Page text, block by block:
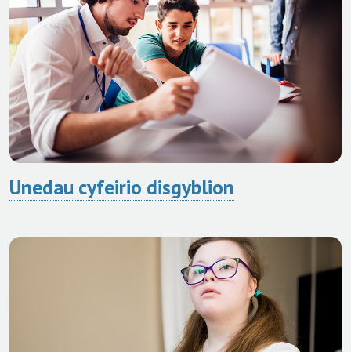
Unedau cyfeirio disgyblion